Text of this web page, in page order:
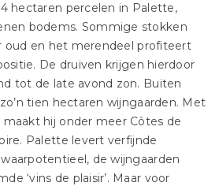
hectaren percelen in Palette,
bodems. Sommige stokken
oud en het merendeel profiteert
De druiven krijgen hierdoor
tot de late avond zon. Buiten
tien hectaren wijngaarden. Met
hij onder meer Côtes de
Palette levert verfijnde
de wijngaarden
‘vins de plaisir’. Maar voor